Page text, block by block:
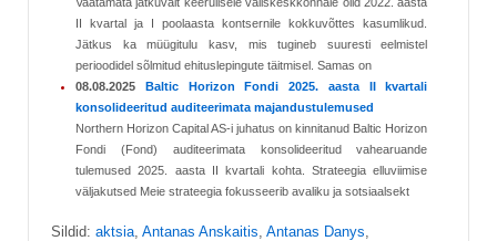
II kvartal ja I poolaasta kontsernile kokkuvõttes kasumlikud.
Jätkus ka müügitulu kasv, mis tugineb suuresti eelmistel
perioodidel sõlmitud ehituslepingute täitmisel. Samas on
08.08.2025
Baltic Horizon Fondi 2025. aasta II kvartali
konsolideeritud auditeerimata majandustulemused
Northern Horizon Capital AS-i juhatus on kinnitanud Baltic Horizon
Fondi (Fond) auditeerimata konsolideeritud vahearuande
tulemused 2025. aasta II kvartali kohta. Strateegia elluviimise
väljakutsed Meie strateegia fokusseerib avaliku ja sotsiaalsekt
Sildid: aktsia Antanas Anskaitis Antanas Danys